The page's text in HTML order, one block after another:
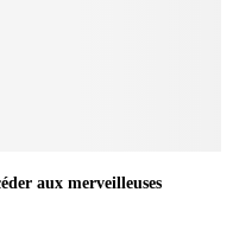
aux merveilleuses